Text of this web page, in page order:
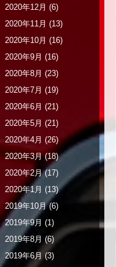
2020年12月 (6)
2020年11月 (13)
2020年10月 (16)
2020年9月 (16)
2020年8月 (23)
2020年7月 (19)
2020年6月 (21)
2020年5月 (21)
2020年4月 (26)
2020年3月(18)
2020年2月(17)
2020年1月 (13)
2019年10月(6)
2019年9月 (1)
2019年8月 (6)
2019年6月 (3)